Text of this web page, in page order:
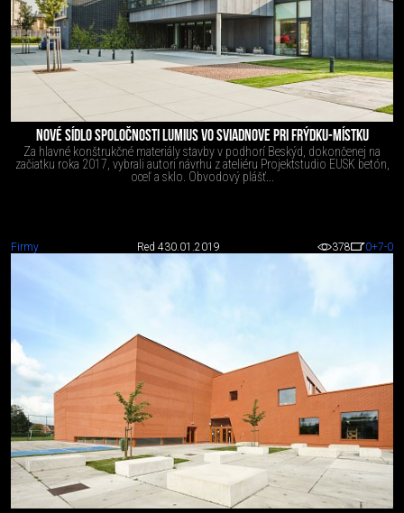
NOVÉ SÍDLO SPOLOČNOSTI LUMIUS VO SVIADNOVE PRI FRÝDKU-MÍSTKU
Za hlavné konštrukčné materiály stavby v podhorí Beskýd, dokončenej na
začiatku roka 2017, vybrali autori návrhu z ateliéru Projektstudio EUSK betón,
oceľ a sklo. Obvodový plášť...
Firmy Red 430.01.2019 378 0+7-0